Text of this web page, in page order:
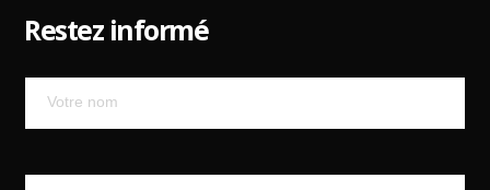
Restez informé